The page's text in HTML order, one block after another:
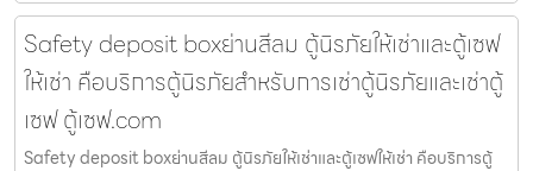
Safety deposit boxย่านสีลม ตู้นิรภัยให้เช่าและตู้เซฟ
ให้เช่า คือบริการตู้นิรภัยสำหรับการเช่าตู้นิรภัยและเช่าตู้
เซฟ ตู้เซฟ.com
Safety deposit boxย่านสีลม ตู้นิรภัยให้เช่าและตู้เซฟให้เช่า คือบริการตู้